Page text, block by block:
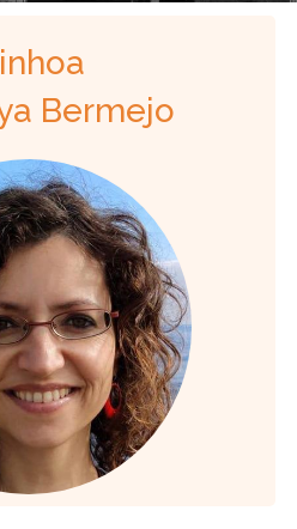
Bermejo